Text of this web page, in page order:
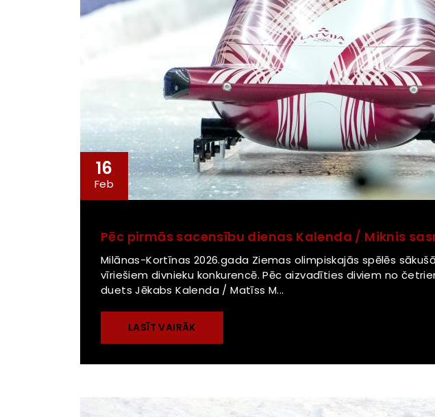
16
Feb
Pēc pirmās sacensību dienas Kalenda / Miknis
Milānas-Kortīnas 2026.gada Ziemas olimpiskajās spēlēs
vīriešiem divnieku konkurencē. Pēc aizvadīties diviem no
duets Jēkabs Kalenda / Matīss M...
LASĪT VAIRĀK